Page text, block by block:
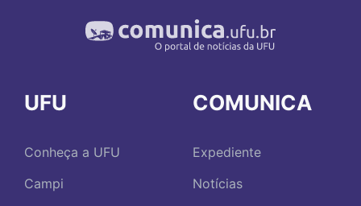
UFU
Conheça a UFU
Campi
COMUNICA
Expediente
Notícias